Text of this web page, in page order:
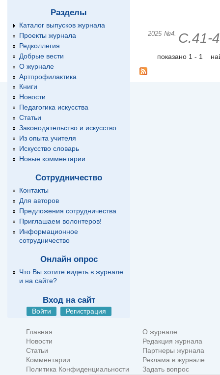
Разделы
Каталог выпусков журнала
Проекты журнала
Редколлегия
Добрые вести
О журнале
Артпрофилактика
Книги
Новости
Педагогика искусства
Статьи
Законодательство и искусство
Из опыта учителя
Искусство словарь
Новые комментарии
Сотрудничество
Контакты
Для авторов
Предложения сотрудничества
Приглашаем волонтеров!
Информационное
сотрудничество
Онлайн опрос
Что Вы хотите видеть в журнале
и на сайте?
Вход на сайт
Войти Регистрация
2025 №4. С.41-
показано 1 - 1
Главная
О журнале
Новости
Редакция журнала
Статьи
Партнеры журнала
Комментарии
Реклама в журнале
Политика Конфиденциальности
Задать вопрос